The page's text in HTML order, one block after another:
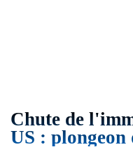
Chute de
US : plongeon